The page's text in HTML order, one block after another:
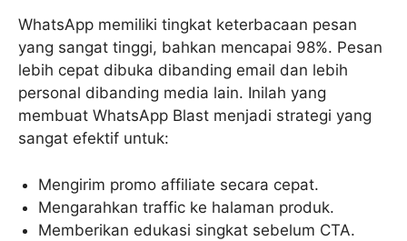
WhatsApp memiliki tingkat keterbacaan pesan
yang sangat tinggi, bahkan mencapai 98%. Pesan
lebih cepat dibuka dibanding email dan lebih
personal dibanding media lain. Inilah yang
membuat WhatsApp Blast menjadi strategi yang
sangat efektif untuk:
Mengirim promo affiliate secara cepat.
Mengarahkan traffic ke halaman produk.
Memberikan edukasi singkat sebelum CTA.